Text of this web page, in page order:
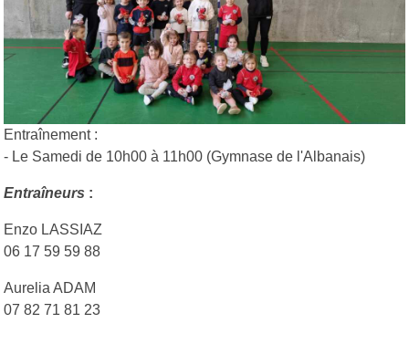
Entraînement :
- Le Samedi de 10h00 à 11h00 (Gymnase de l'Albanais)
Entraîneurs :
Enzo LASSIAZ
06 17 59 59 88
Aurelia ADAM
07 82 71 81 23